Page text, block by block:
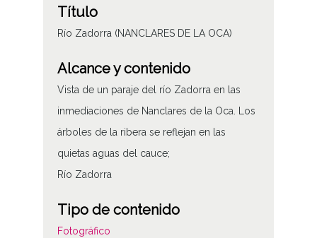
Título
Río Zadorra (NANCLARES DE LA OCA)
Alcance y contenido
Vista de un paraje del río Zadorra en las
inmediaciones de Nanclares de la Oca. Los
árboles de la ribera se reflejan en las
quietas aguas del cauce;
Río Zadorra
Tipo de contenido
Fotográfico